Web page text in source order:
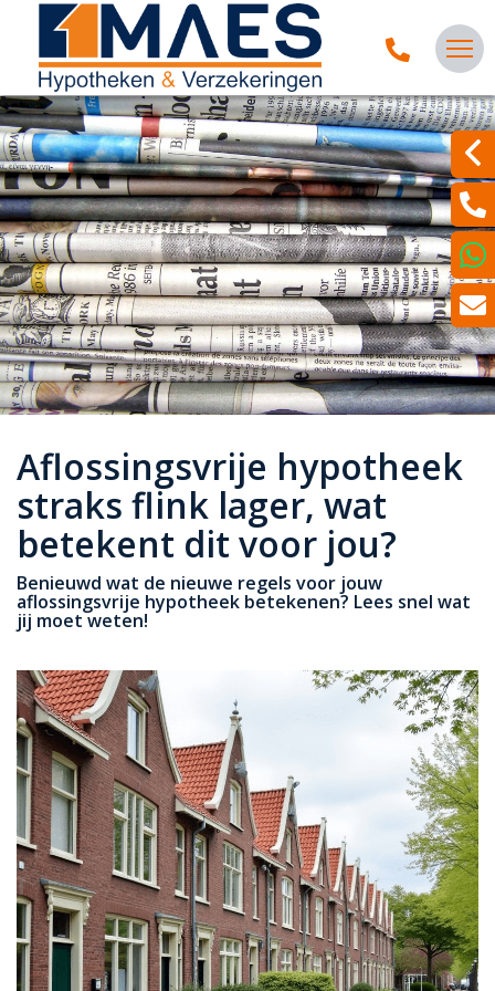
Aflossingsvrije hypotheek
straks flink lager, wat
betekent dit voor jou?
Benieuwd wat de nieuwe regels voor jouw
aflossingsvrije hypotheek betekenen? Lees snel wat
jij moet weten!